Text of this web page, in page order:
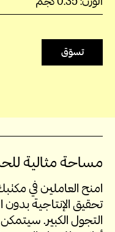
تسوّق
مساحة مثالية
امنح العاملين في
تحقيق الإنتاجية
التجول الكبير.